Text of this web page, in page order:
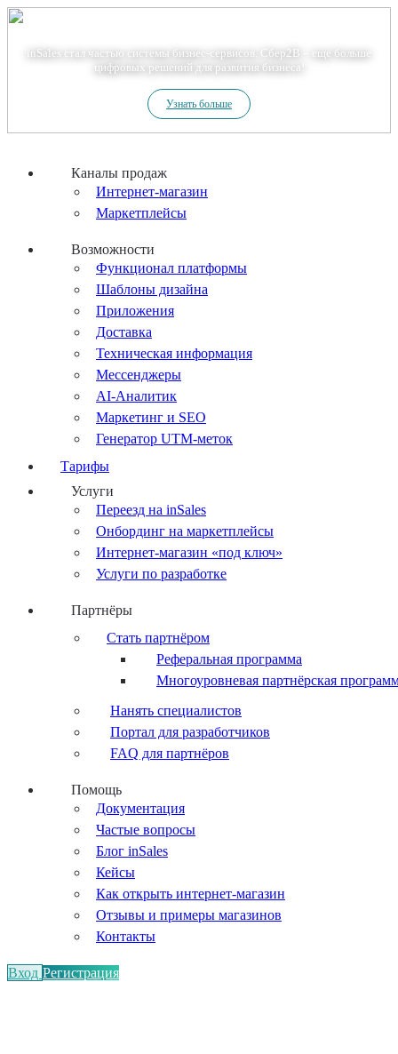
inSales стал частью системы бизнес-сервисов. Сбер2В – еще больше
цифровых решений для развития бизнеса!
Узнать больше
Каналы продаж
Интернет-магазин
Маркетплейсы
Возможности
Функционал платформы
Шаблоны дизайна
Приложения
Доставка
Техническая информация
Мессенджеры
AI-Аналитик
Маркетинг и SEO
Генератор UTM-меток
Тарифы
Услуги
Переезд на inSales
Онбординг на маркетплейсы
Интернет-магазин «под ключ»
Услуги по разработке
Партнёры
Стать партнёром
Реферальная программа
Многоуровневая партнёрская
Нанять специалистов
Портал для разработчиков
FAQ для партнёров
Помощь
Документация
Частые вопросы
Блог inSales
Кейсы
Как открыть интернет-магазин
Отзывы и примеры магазинов
Контакты
Вход Регистрация